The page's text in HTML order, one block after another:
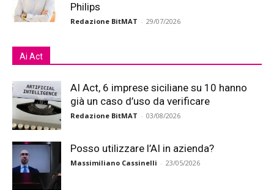
Philips
Redazione BitMAT - 29/07/2026
Ai Act
AI Act, 6 imprese siciliane su 10 hanno
già un caso d’uso da verificare
Redazione BitMAT - 03/08/2026
Posso utilizzare l’AI in azienda?
Massimiliano Cassinelli - 23/05/2026